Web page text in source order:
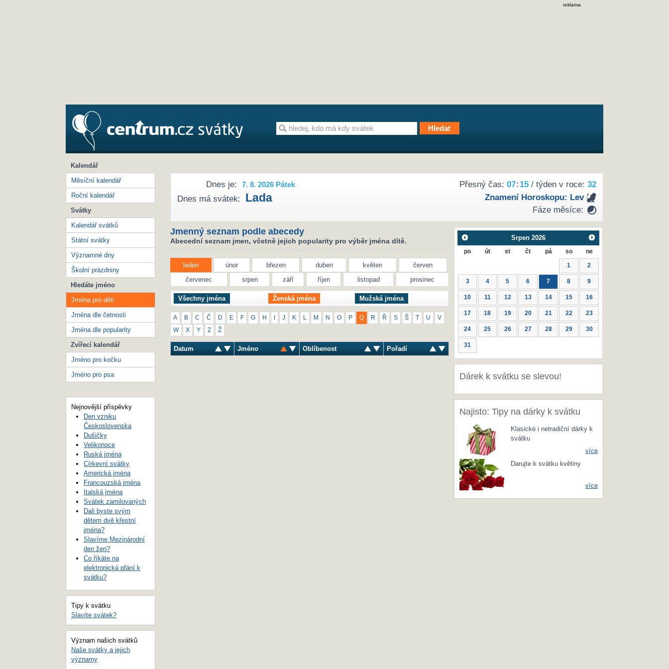
reklama
Přesný čas: 07: 15/ týden v roce: 32
Znamení Horoskopu: Lev
Fáze měsíce:
Dnes je: 7. 8. 2026 Pátek
Dnes má svátek: Lada
Jmenný seznam podle abecedy
Abecední seznam jmen, včetně jejich popularity pro výběr jména dítě.
leden únor březen duben květen
červen
červenec
srpen září říjen listopad prosinec
Všechny jména Ženská jména Mužská jména
A B C Č D E F G H J K M N O P Q R Ř S Š U V
W X Y Z Ž
Datum Jméno Oblíbenost Pořadí
Srpen 2026
po út st čt pá so ne
1 2
3 4 5 6 7 8 9
10 11 12 13 14 15 16
17 18 19 20 21 22 23
24 25 26 27 28 29 30
31
Dárek k svátku se slevou!
Najisto: Tipy na dárky k svátku
Klasické i netradiční dárky k
svátku
více
Darujte k svátku květiny
více
Kalendář
Měsíční kalendář
Roční kalendář
Svátky
Kalendář svátků
Státní svátky
Významné dny
Školní prázdniny
Hledáte jméno
Jména pro děti
Jména dle četnosti
Jména dle popularity
Zvířecí kalendář
Jméno pro kočku
Jméno pro psa
Nejnovější příspěvky
Den vzniku
Československa
Dušičky
Velikonoce
Ruská jména
Církevní svátky
Americká jména
Francouzská jména
Italská jména
Svátek zamilovaných
Dali byste svým
dětem dvě křestní
jména?
Slavíme Mezinárodní
den žen?
Co říkáte na
elektronická přání k
svátku?
Tipy k svátku
Slavíte svátek?
Význam našich svátků
Naše svátky a jejich
významy